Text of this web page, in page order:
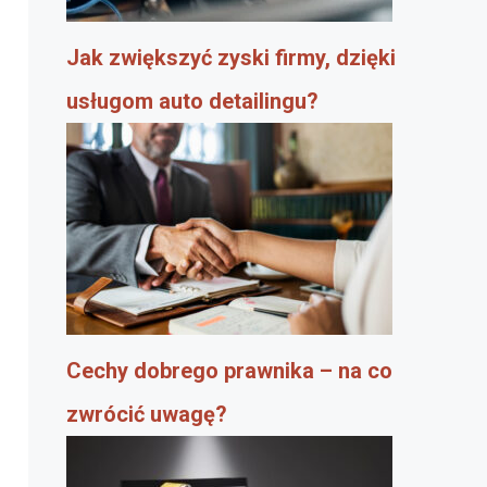
Jak zwiększyć zyski firmy, dzięki
usługom auto detailingu?
Cechy dobrego prawnika – na co
zwrócić uwagę?